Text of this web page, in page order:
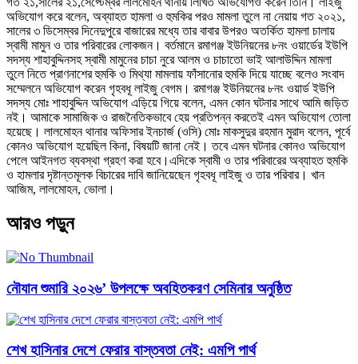
অভিযোগ করে বলেন, অব্যাহত হামলা ও হুমকির পরও মামলা তুলে না নেয়ায় গত ২০২১,
সালের ৩ ডিসেম্বর দিনেদুপুরে বাজারের মধ্যে তার বাবার উপরও অতর্কিত হামলা চালায়
স্বামী মামুন ও তার পরিবারের লোকজন। বর্তমানে রমাগঞ্জ ইউনিয়নের ৮নং ওয়ার্ডের ইউপি
সদস্য শাহাবুদ্দিনসহ স্বামী মামুনের চাচা নুরে আলম ও চাচাতো ভাই আলাউদ্দিন মামলা
তুলে নিতে প্রাণনাশের হুমকি ও মিথ্যা মামলায় ফাঁসানোর হুমকি দিয়ে যাচ্ছে বলেও সংবাদ
সম্মেলনে অভিযোগ করেন গৃহবধূ লাইজু বেগম। রমাগঞ্জ ইউনিয়নের ৮নং ওয়ার্ড ইউপি
সদস্য মোঃ শাহাবুদ্দিন অভিযোগ এড়িয়ে গিয়ে বলেন, এমন কোন ঘটনার সাথে আমি জড়িত
নই। আমাকে সামাজিক ও রাজনৈতিকভাবে হেয় প্রতিপন্ন করতেই এমন অভিযোগ তোলা
হয়েছে। লালমোহন থানার অফিসার ইনচার্জ (ওসি) মোঃ মাকসুদুর রহমান মুরাদ বলেন, পূর্বে
কোনও অভিযোগ হয়েছিল কিনা, বিষয়টি জানা নেই। তবে এমন ঘটনার কোনও অভিযোগ
পেলে আইনগত ব্যবস্থা গ্রহণ করা হবে।এদিকে স্বামী ও তার পরিবারের অব্যাহত হুমকি
ও হামলার দৃষ্টান্তমূলক বিচারের দাবি জানিয়েছেন গৃহবধূ লাইজু ও তার পরিবার। খান
আজিম, লালমোহন, ভোলা।
আরও পড়ুন
নৌযান শুমারি ২০২৬’ উপলক্ষে অবহিতকরণ সেমিনার অনুষ্ঠিত
শেখ হাসিনার দেশে ফেরার বাস্তবতা নেই: এমপি পার্থ